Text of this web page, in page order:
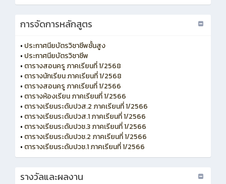
การจัดการหลักสูตร
• ประกาศนียบัตรวิชาชีพชั้นสูง
• ประกาศนียบัตรวิชาชีพ
• ตารางสอนครู ภาคเรียนที่ 1/2568
• ตารางนักเรียน ภาคเรียนที่ 1/2568
• ตารางสอนครู ภาคเรียนที่ 1/2566
• ตารางห้องเรียน ภาคเรียนที่ 1/2566
• ตารางเรียนระดับปวส.2 ภาคเรียนที่ 1/2566
• ตารางเรียนระดับปวส.1 ภาคเรียนที่ 1/2566
• ตารางเรียนระดับปวช.3 ภาคเรียนที่ 1/2566
• ตารางเรียนระดับปวช.2 ภาคเรียนที่ 1/2566
• ตารางเรียนระดับปวช.1 ภาคเรียนที่ 1/2566
รางวัลและผลงาน